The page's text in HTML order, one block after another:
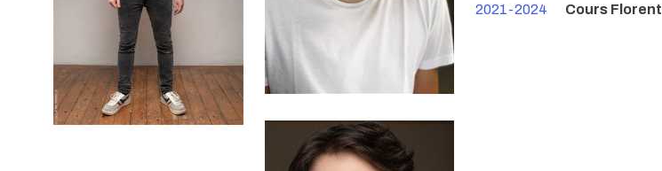
2021-2024 Cours Florent